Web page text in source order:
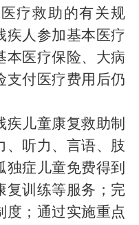
疗救助的有关规
疾人参加基本医疗
本医疗保险、大病
支付医疗费用后仍
儿童康复救助制
听力、言语、肢
症儿童免费得到
复训练等服务；完
度；通过实施重点